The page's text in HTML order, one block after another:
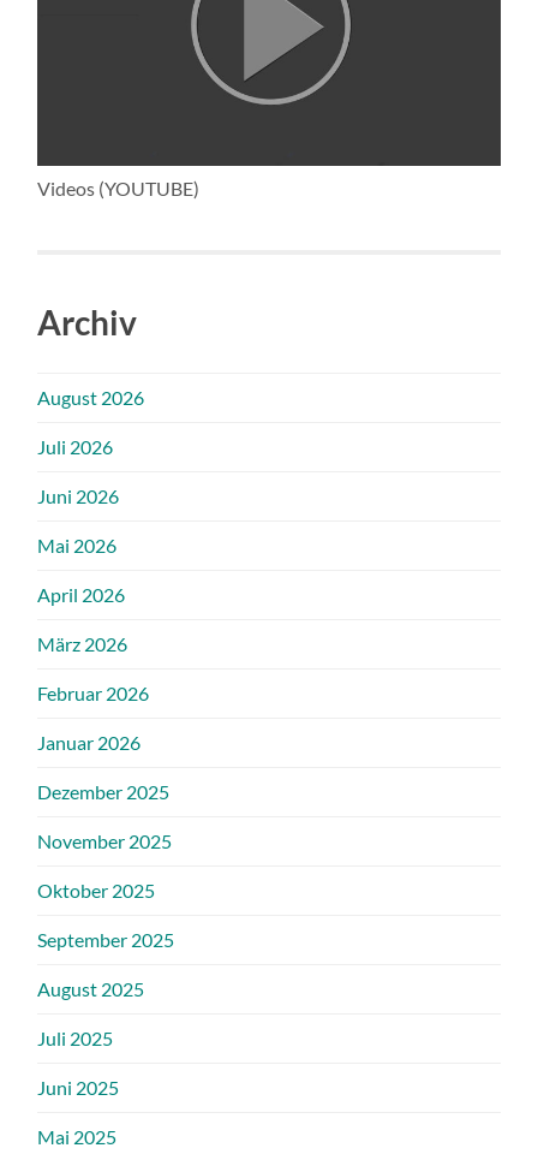
Videos (YOUTUBE)
Archiv
August 2026
Juli 2026
Juni 2026
Mai 2026
April 2026
März 2026
Februar 2026
Januar 2026
Dezember 2025
November 2025
Oktober 2025
September 2025
August 2025
Juli 2025
Juni 2025
Mai 2025